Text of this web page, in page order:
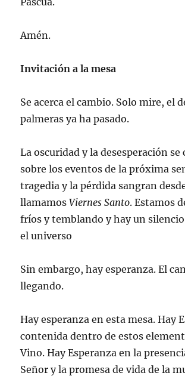
Amén.
Invitación a la mesa
Se acerca el cambio. Solo mire, el
palmeras ya ha pasado.
La oscuridad y la desesperación se
sobre los eventos de la próxima
tragedia y la pérdida sangran
llamamosViernes Santo. Estamos
fríos y temblando y hay un
el universo
Sin embargo, hay esperanza. El
llegando.
Hay esperanza en esta mesa. Hay
contenida dentro de estos
Vino. Hay Esperanza en la
Señor y la promesa de vida de la